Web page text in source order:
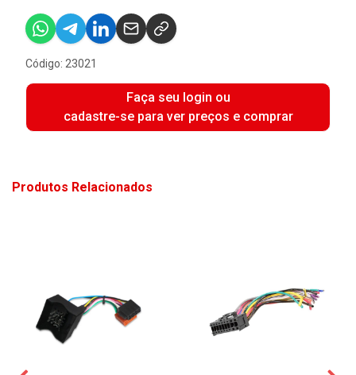
Código: 23021
Faça seu login ou
cadastre-se para ver preços e comprar
Produtos Relacionados